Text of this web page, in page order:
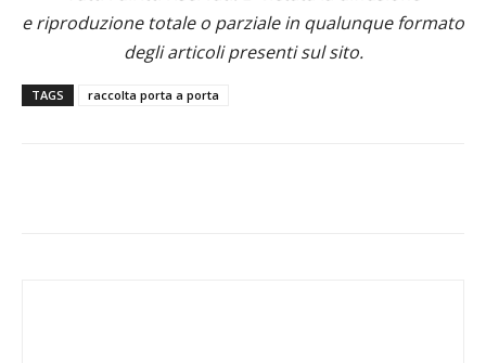
e riproduzione totale o parziale in qualunque formato
degli articoli presenti sul sito.
TAGS raccolta porta a porta